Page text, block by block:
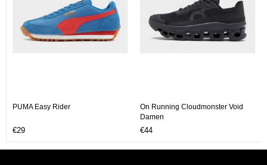
PUMA Easy Rider
€29
On Running Cloudmonster Void
Damen
€44